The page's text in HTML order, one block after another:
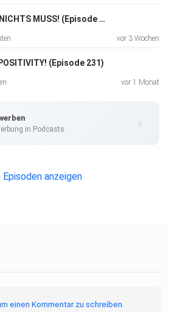
ALLES KANN, NICHTS MUSS! (Episode 232)
vor 3 Wochen
(Episode 231)
vor 1 Monat
in Podcasts.
Episoden anzeigen
einen Kommentar zu schreiben.